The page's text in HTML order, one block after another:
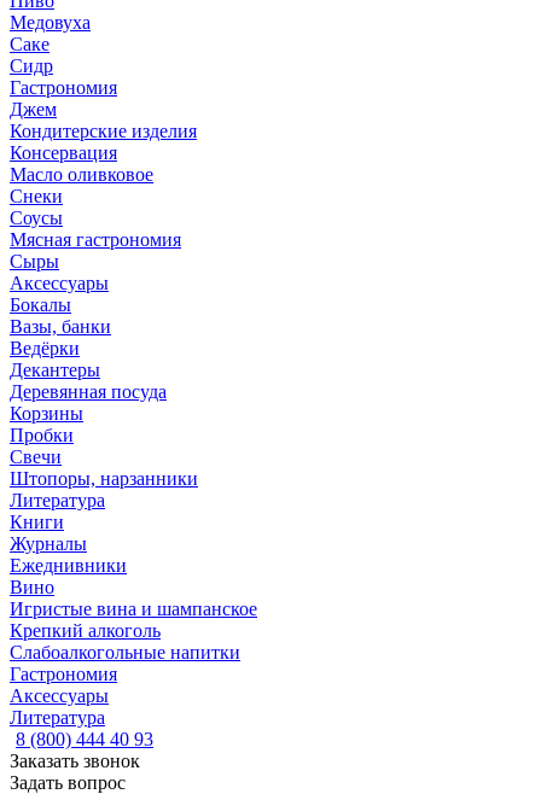
Медовуха
Саке
Сидр
Гастрономия
Джем
Кондитерские изделия
Консервация
Масло оливковое
Снеки
Соусы
Мясная гастрономия
Сыры
Аксессуары
Бокалы
Вазы, банки
Ведёрки
Декантеры
Деревянная посуда
Корзины
Пробки
Свечи
Штопоры, нарзанники
Литература
Книги
Журналы
Ежеднивники
Вино
Игристые вина и шампанское
Крепкий алкоголь
Слабоалкогольные напитки
Гастрономия
Аксессуары
Литература
8 (800) 444 40 93
Заказать звонок
Задать вопрос